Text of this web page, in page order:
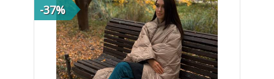
Производитель
German
Grass
(Австрия)
-37%